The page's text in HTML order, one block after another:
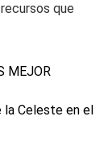
que
MEJOR
Celeste en el